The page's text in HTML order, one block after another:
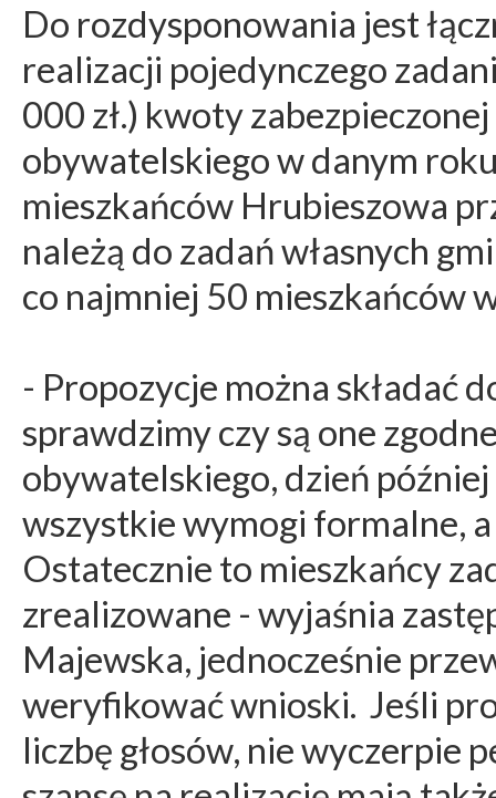
Do rozdysponowania jest
realizacji pojedynczego
000 zł.) kwoty
obywatelskiego w danym
mieszkańców Hrubieszowa
należą do zadań własnych
co najmniej 50 mieszkańców
- Propozycje można składać
sprawdzimy czy są one
obywatelskiego, dzień
wszystkie wymogi formalne,
Ostatecznie to mieszkańcy
zrealizowane - wyjaśnia
Majewska, jednocześnie
weryfikować wnioski. Jeśli
liczbę głosów, nie wyczerpie